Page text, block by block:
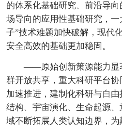
的体系化基础研究、前沿导
场导向的应用性基础研究，
子”技术难题加快破解，现代
安全高效的基础更加稳固。
——原始创新策源能力显
群开放共享，重大科研平台
加速推进，建制化科研与自
结构、宇宙演化、生命起源
域不断拓展人类认知边界，